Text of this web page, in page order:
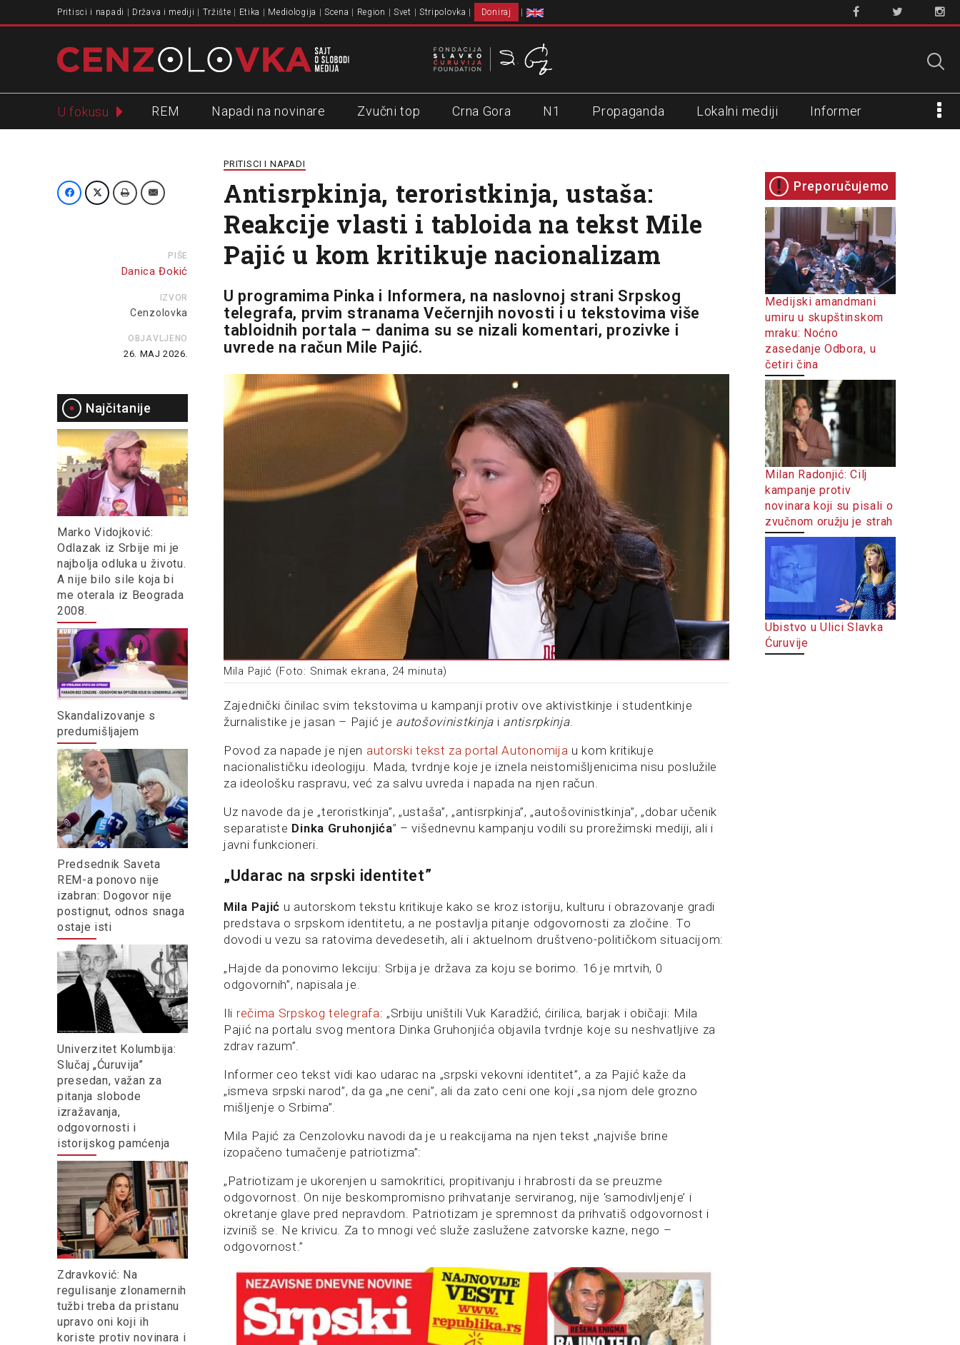
Pritisci i napadi Država i mediji Tržište Etika Mediologija Scena Region Svet Stripolovka Doniraj
U fokusu REM Napadi na novinare Zvučni top Crna Gora N1 Propaganda Lokalni mediji Informer
PIŠE
Danica Đokić
IZVOR
Cenzolovka
OBJAVLJENO
26. MAJ 2026.
Najčitanije
Marko Vidojković:
Odlazak iz Srbije mi je
najbolja odluka u životu.
A nije bilo sile koja bi
me oterala iz Beograda
2008.
Skandalizovanje s
predumišljajem
Predsednik Saveta
REM-a ponovo nije
izabran: Dogovor nije
postignut, odnos snaga
ostaje isti
Univerzitet Kolumbija:
Slučaj „Ćuruvija”
presedan, važan za
pitanja slobode
izražavanja,
odgovornosti i
istorijskog pamćenja
Zdravković: Na
regulisanje zlonamernih
tužbi treba da pristanu
upravo oni koji ih
koriste protiv novinara i
PRITISCI I NAPADI
Antisrpkinja, teroristkinja, ustaša:
Reakcije vlasti i tabloida na tekst Mile
Pajić u kom kritikuje nacionalizam
U programima Pinka i Informera, na naslovnoj strani Srpskog
telegrafa, prvim stranama Večernjih novosti i u tekstovima više
tabloidnih portala – danima su se nizali komentari, prozivke i
uvrede na račun Mile Pajić.
Mila Pajić (Foto: Snimak ekrana, 24 minuta)
Zajednički činilac svim tekstovima u kampanji protiv ove aktivistkinje i studentkinje
žurnalistike je jasan – Pajić je autošovinistkinja i antisrpkinja.
Povod za napade je njen autorski tekst za portal Autonomija u kom kritikuje
nacionalističku ideologiju. Mada, tvrdnje koje je iznela neistomišljenicima nisu poslužile
za ideološku raspravu, već za salvu uvreda i napada na njen račun.
Uz navode da je „teroristkinja”, „ustaša”, „antisrpkinja”, „autošovinistkinja”, „dobar učenik
separatiste Dinka Gruhonjića” – višednevnu kampanju vodili su prorežimski mediji, ali i
javni funkcioneri.
„Udarac na srpski identitet”
Mila Pajić u autorskom tekstu kritikuje kako se kroz istoriju, kulturu i obrazovanje gradi
predstava o srpskom identitetu, a ne postavlja pitanje odgovornosti za zločine. To
dovodi u vezu sa ratovima devedesetih, ali i aktuelnom društveno-političkom situacijom:
„Hajde da ponovimo lekciju: Srbija je država za koju se borimo. 16 je mrtvih, 0
odgovornih”, napisala je.
Ili rečima Srpskog telegrafa: „Srbiju uništili Vuk Karadžić, ćirilica, barjak i običaji: Mila
Pajić na portalu svog mentora Dinka Gruhonjića objavila tvrdnje koje su neshvatljive za
zdrav razum”.
Informer ceo tekst vidi kao udarac na „srpski vekovni identitet”, a za Pajić kaže da
„ismeva srpski narod”, da ga „ne ceni”, ali da zato ceni one koji „sa njom dele grozno
mišljenje o Srbima”.
Mila Pajić za Cenzolovku navodi da je u reakcijama na njen tekst „najviše brine
izopačeno tumačenje patriotizma”:
„Patriotizam je ukorenjen u samokritici, propitivanju i hrabrosti da se preuzme
odgovornost. On nije beskompromisno prihvatanje serviranog, nije ‘samodivljenje’ i
okretanje glave pred nepravdom. Patriotizam je spremnost da prihvatiš odgovornost i
izviniš se. Ne krivicu. Za to mnogi već služe zaslužene zatvorske kazne, nego –
odgovornost.”
Preporučujemo
Medijski amandmani
umiru u skupštinskom
mraku: Noćno
zasedanje Odbora, u
četiri čina
Milan Radonjić: Cilj
kampanje protiv
novinara koji su pisali o
zvučnom oružju je strah
Ubistvo u Ulici Slavka
Ćuruvije